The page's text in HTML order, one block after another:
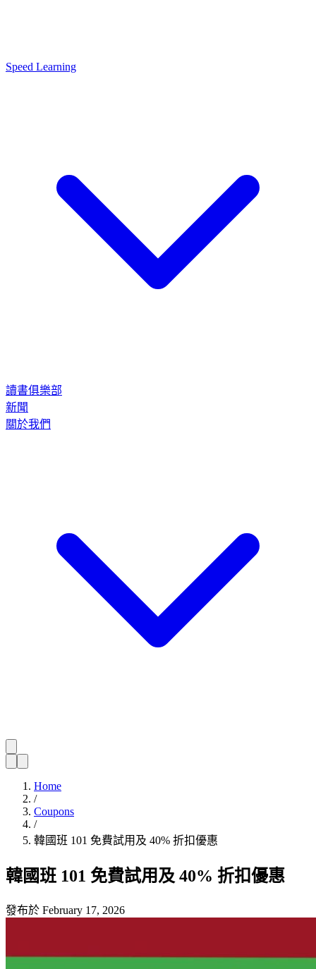
Speed Learning
讀書俱樂部
新聞
關於我們
Home
/
Coupons
/
韓國班 101 免費試用及 40% 折扣優惠
韓國班 101 免費試用及 40% 折扣優惠
發布於 February 17, 2026